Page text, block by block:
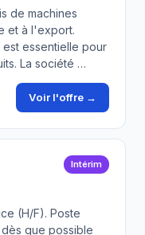
de machines
et à l'export.
essentielle pour
La société …
Voir l'offre →
Intérim
(H/F). Poste
que possible